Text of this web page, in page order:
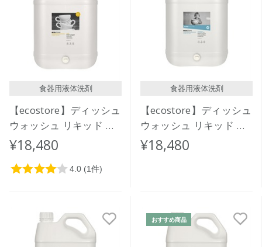
食器用液体洗剤
【ecostore】ディッシュ
ウォッシュ リキッド ＜
レモン＞バルク 20L
¥18,480
食器用液体洗剤
【ecostore】ディッシュ
ウォッシュ リキッド ＜
無香料＞バルク 20L
¥18,480
おすすめ商品